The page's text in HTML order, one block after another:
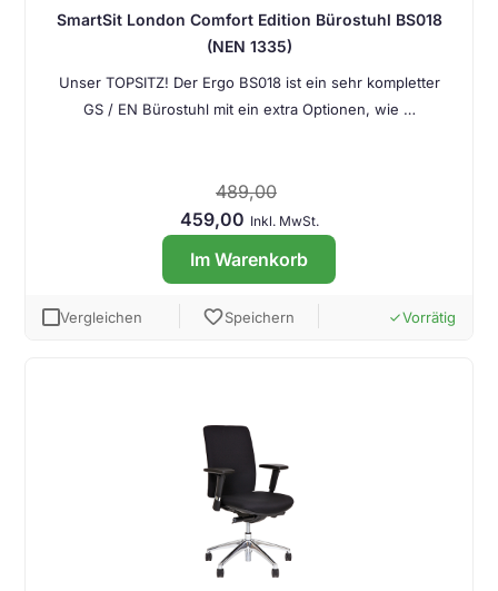
SmartSit London Comfort Edition Bürostuhl BS018
(NEN 1335)
Unser TOPSITZ! Der Ergo BS018 ist ein sehr kompletter
GS / EN Bürostuhl mit ein extra Optionen, wie …
489,00
459,00 Inkl. MwSt.
Im Warenkorb
Vergleichen favoriteSpeichern doneVorrätig